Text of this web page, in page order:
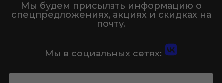
Мы будем присылать информацию о
спецпредложениях, акциях и скидках на
почту.
Мы в социальных сетях: